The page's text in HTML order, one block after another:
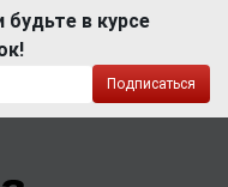
в курсе
Подписаться